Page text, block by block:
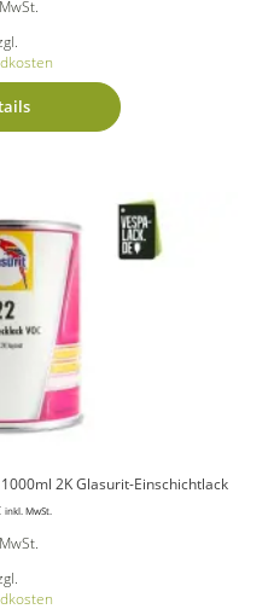
2K Glasurit-Einschichtlack
inkl. MwSt.